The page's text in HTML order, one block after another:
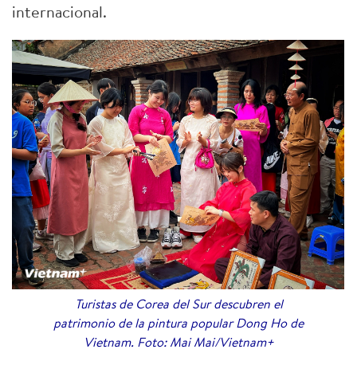
internacional.
Turistas de Corea del Sur descubren el
patrimonio de la pintura popular Dong Ho de
Vietnam. Foto: Mai Mai/Vietnam+